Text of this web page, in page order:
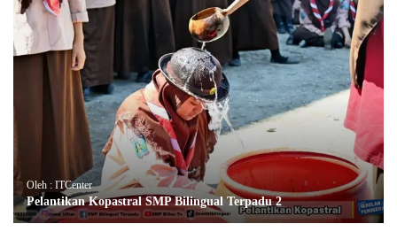
Oleh : ITCenter
Pelantikan Kopastral SMP Bilingual Terpadu 2